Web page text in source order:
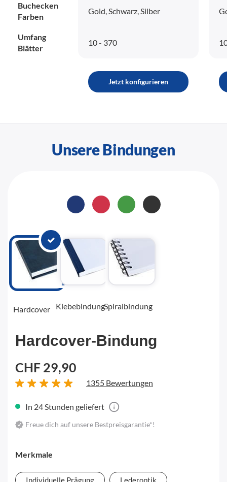
Buchecken
Farben
Gold, Schwarz, Silber
Umfang
Blätter
10 - 370
Jetzt konfigurieren
Unsere Bindungen
Hardcover KlebebindungSpiralbindung
Hardcover-Bindung
CHF 29,90
1355 Bewertungen
In 24 Stunden geliefert
Freue dich auf unsere Bestpreisgarantie*!
Merkmale
Individuelle Prägung Lederoptik